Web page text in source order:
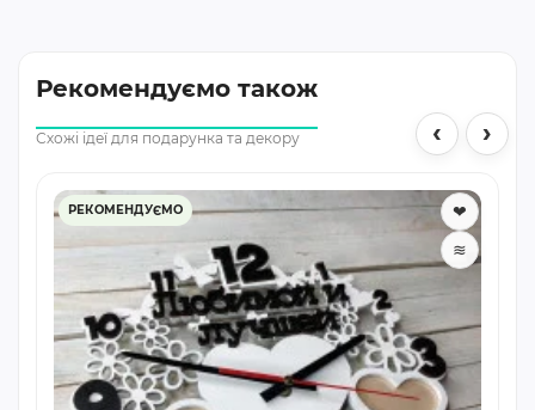
Рекомендуємо також
Схожі ідеї для подарунка та декору ‹
РЕКОМЕНДУЄМО
❤
≋
›